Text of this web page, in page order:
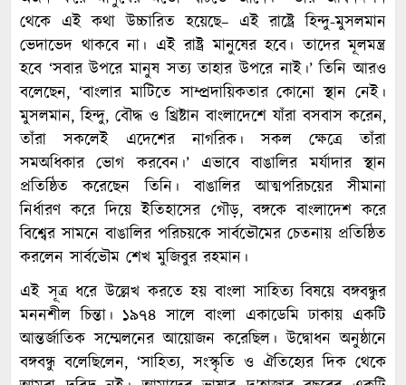
থেকে এই কথা উচ্চারিত হয়েছে– এই রাষ্ট্রে হিন্দু-মুসলমান
ভেদাভেদ থাকবে না। এই রাষ্ট্র মানুষের হবে। তাদের মূলমন্ত্র
হবে ‘সবার উপরে মানুষ সত্য তাহার উপরে নাই।’ তিনি আরও
বলেছেন, ‘বাংলার মাটিতে সাম্প্রদায়িকতার কোনো স্থান নেই।
মুসলমান, হিন্দু, বৌদ্ধ ও খ্রিষ্টান বাংলাদেশে যাঁরা বসবাস করেন,
তাঁরা সকলেই এদেশের নাগরিক। সকল ক্ষেত্রে তাঁরা
সমঅধিকার ভোগ করবেন।’ এভাবে বাঙালির মর্যাদার স্থান
প্রতিষ্ঠিত করেছেন তিনি। বাঙালির আত্মপরিচয়ের সীমানা
নির্ধারণ করে দিয়ে ইতিহাসের গৌড়, বঙ্গকে বাংলাদেশ করে
বিশ্বের সামনে বাঙালির পরিচয়কে সার্বভৌমের চেতনায় প্রতিষ্ঠিত
করলেন সার্বভৌম শেখ মুজিবুর রহমান।
এই সূত্র ধরে উল্লেখ করতে হয় বাংলা সাহিত্য বিষয়ে বঙ্গবন্ধুর
মননশীল চিন্তা। ১৯৭৪ সালে বাংলা একাডেমি ঢাকায় একটি
আন্তর্জাতিক সম্মেলনের আয়োজন করেছিল। উদ্বোধন অনুষ্ঠানে
বঙ্গবন্ধু বলেছিলেন, ‘সাহিত্য, সংস্কৃতি ও ঐতিহ্যের দিক থেকে